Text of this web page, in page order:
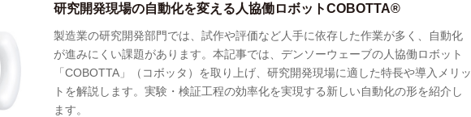
研究開発現場の自動化を変える人協働ロボットCOBOTTA®
製造業の研究開発部門では、試作や評価など人手に依存した作業が多く、自動化
が進みにくい課題があります。本記事では、デンソーウェーブの人協働ロボット
「COBOTTA」（コボッタ）を取り上げ、研究開発現場に適した特長や導入メリッ
トを解説します。実験・検証工程の効率化を実現する新しい自動化の形を紹介し
ます。